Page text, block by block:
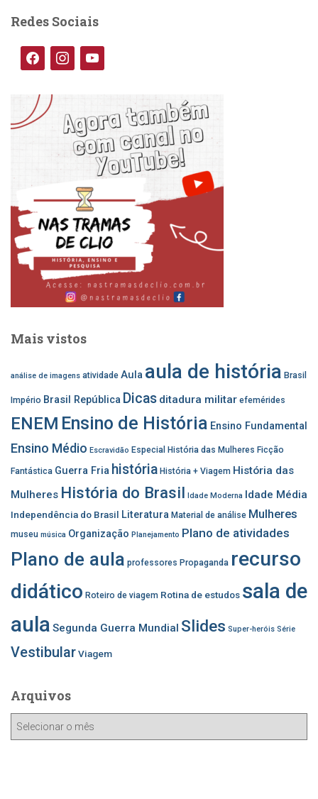
iRedes Sociais
e
k
s
r
a
m
t
u
e
Mais vistos
análise de imagens atividade Aula aula de história Brasil
Império Brasil República Dicas ditadura militar efemérides
ENEM Ensino de História Ensino Fundamental
Ensino Médio Escravidão Especial História das Mulheres Ficção
Fantástica Guerra Fria história História + Viagem História das
Mulheres História do Brasil Idade Moderna Idade Média
Independência do Brasil Literatura Material de análise Mulheres
museu música Organização Planejamento Plano de atividades
Plano de aula professores Propaganda recurso
didático Roteiro de viagem Rotina de estudos sala de
aula Segunda Guerra Mundial Slides Super-heróis Série
VestibularViagem
Arquivos